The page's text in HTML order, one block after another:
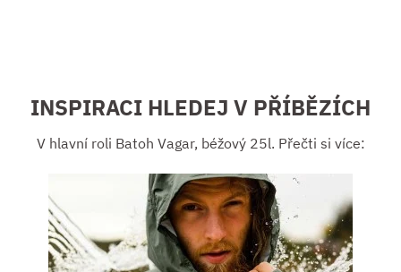
INSPIRACI HLEDEJ V PŘÍBĚZÍCH
V hlavní roli Batoh Vagar, béžový 25l. Přečti si více: